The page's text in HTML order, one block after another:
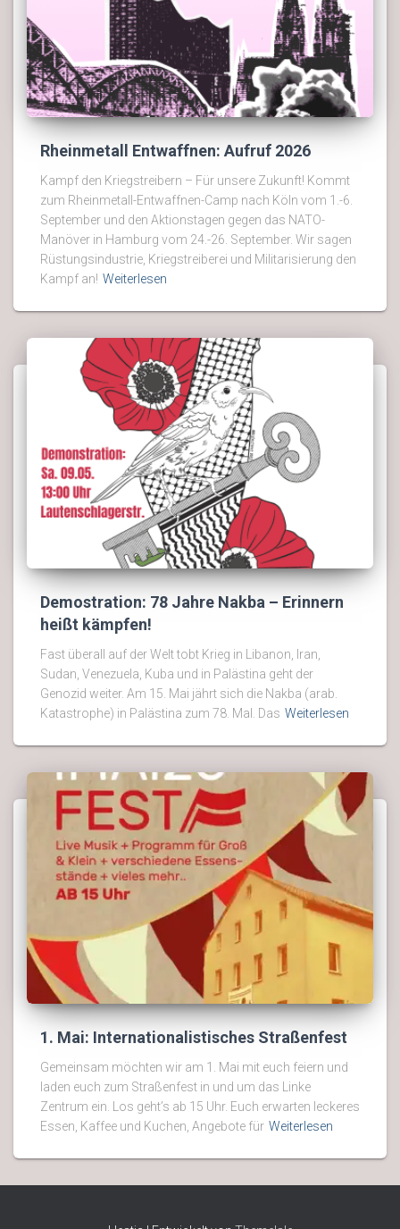
Rheinmetall Entwaffnen: Aufruf 2026
Kampf den Kriegstreibern – Für unsere Zukunft! Kommt
zum Rheinmetall-Entwaffnen-Camp nach Köln vom 1.-6.
September und den Aktionstagen gegen das NATO-
Manöver in Hamburg vom 24.-26. September. Wir sagen
Rüstungsindustrie, Kriegstreiberei und Militarisierung den
Kampf an! Weiterlesen
Demostration: 78 Jahre Nakba – Erinnern
heißt kämpfen!
Fast überall auf der Welt tobt Krieg in Libanon, Iran,
Sudan, Venezuela, Kuba und in Palästina geht der
Genozid weiter. Am 15. Mai jährt sich die Nakba (arab.
Katastrophe) in Palästina zum 78. Mal. Das Weiterlesen
1. Mai: Internationalistisches Straßenfest
Gemeinsam möchten wir am 1. Mai mit euch feiern und
laden euch zum Straßenfest in und um das Linke
Zentrum ein. Los geht’s ab 15 Uhr. Euch erwarten leckeres
Essen, Kaffee und Kuchen, Angebote für Weiterlesen